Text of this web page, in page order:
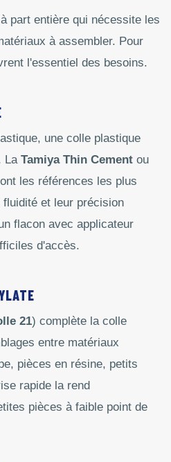
part entière qui nécessite les
à assembler. Pour
l'essentiel des besoins.
une colle plastique
La Tamiya Thin Cement ou
les références les plus
et leur précision
flacon avec applicateur
d'accès.
21) complète la colle
entre matériaux
pièces en résine, petits
rapide la rend
pièces à faible point de